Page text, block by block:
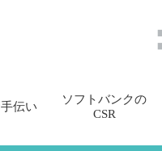
伝い
ソフトバンクの
CSR